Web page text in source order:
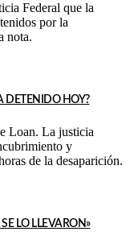
Federal que la
por la
nota.
DETENIDO HOY?
Loan. La justicia
y
de la desaparición.
LO LLEVARON»